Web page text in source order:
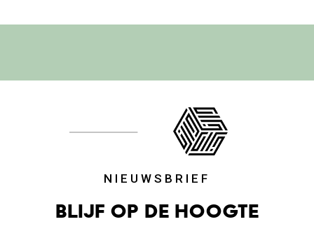
NIEUWSBRIEF
Blijf op de hoogte